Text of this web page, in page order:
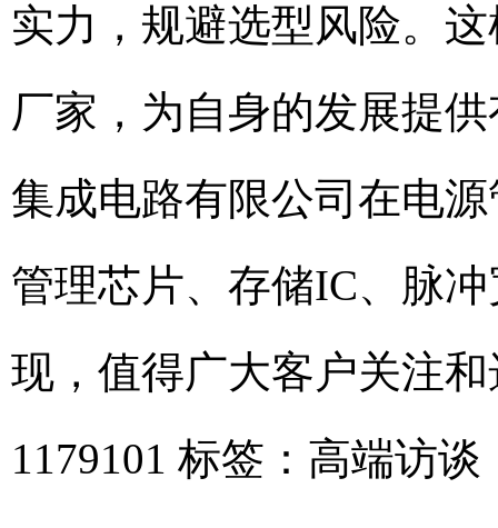
实力，规避选型风险。
厂家，为自身的发展提
集成电路有限公司在电
管理芯片、存储IC、脉
现，值得广大客户关注
1179101 标签： 高端访谈